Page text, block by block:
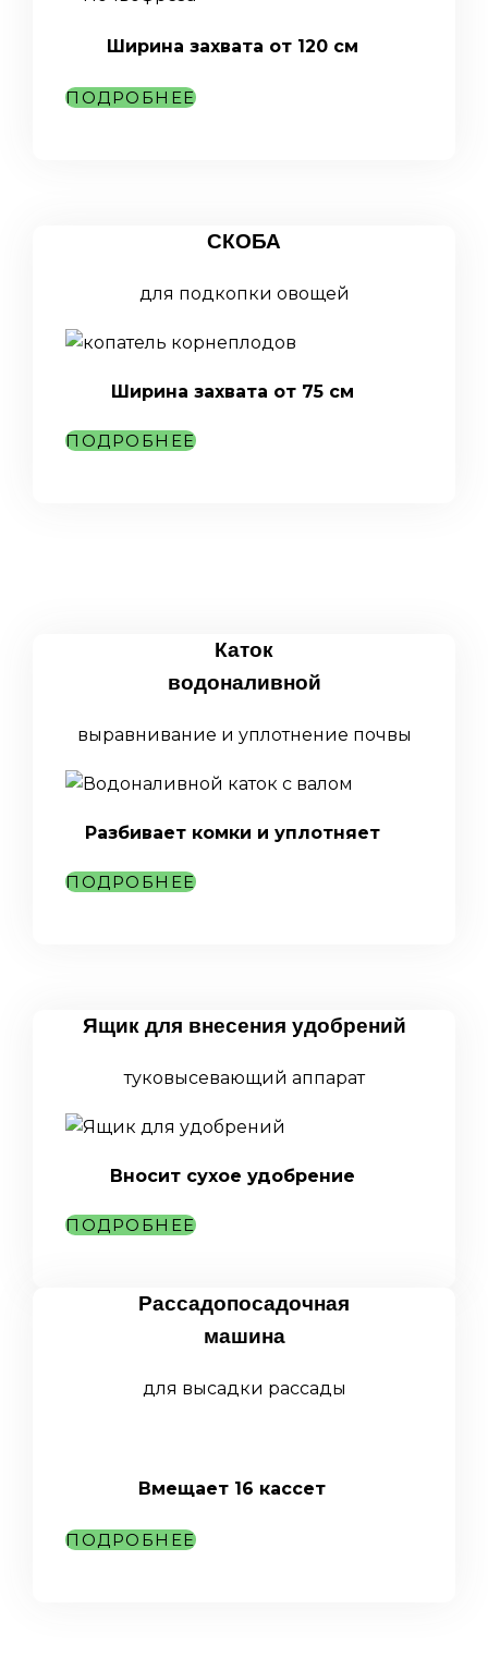
Ширина захвата от 120 см
ПОДРОБНЕЕ
СКОБА
для подкопки овощей
Ширина захвата от 75 см
ПОДРОБНЕЕ
Каток
водоналивной
выравнивание и уплотнение почвы
Разбивает комки и уплотняет
ПОДРОБНЕЕ
Ящик для внесения удобрений
туковысевающий аппарат
Вносит сухое удобрение
ПОДРОБНЕЕ
Рассадопосадочная
машина
для высадки рассады
Вмещает 16 кассет
ПОДРОБНЕЕ